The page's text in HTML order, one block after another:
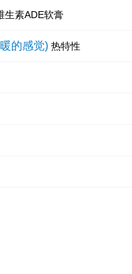
生素ADE软膏
的感觉) 热特性